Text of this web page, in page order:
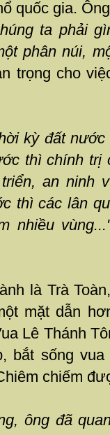
quốc gia.
ta phải
phân núi,
trọng cho
kỳ đất
thì chính trị
an ninh
thì các lân
nhiều
là Trà
mặt dẫn
Lê Thánh
bắt sống
chiếm
ông đã